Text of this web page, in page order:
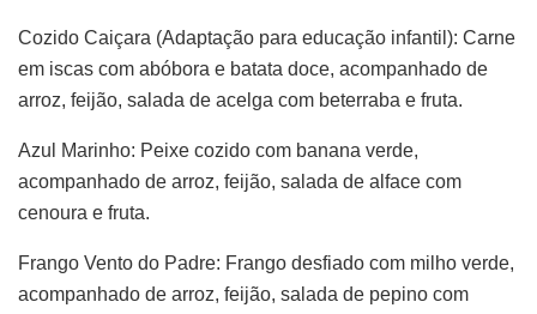
Cozido Caiçara (Adaptação para educação infantil): Carne
em iscas com abóbora e batata doce, acompanhado de
arroz, feijão, salada de acelga com beterraba e fruta.
Azul Marinho: Peixe cozido com banana verde,
acompanhado de arroz, feijão, salada de alface com
cenoura e fruta.
Frango Vento do Padre: Frango desfiado com milho verde,
acompanhado de arroz, feijão, salada de pepino com